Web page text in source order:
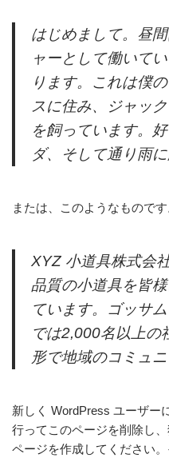
はじめまして。昼
ャーとして働いて
ります。これは僕
スに住み、ジャッ
を飼っています。
ダ、そして通り雨に
または、このようなものです
XYZ 小道具株式会
品質の小道具を皆
ています。ゴッサ
では2,000名以上の
形で地域のコミュ
新しく WordPress ユーザー
行ってこのページを削除し
ページを作成してください